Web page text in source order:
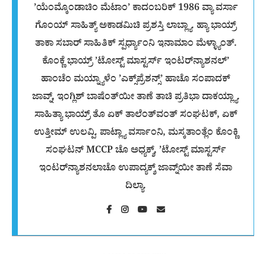
’ಯೆಂಮ್ಕೊಂಡಾಚಿಂ ಮೆಟಾಂ’ ಕಾದಂಬರಿಕ್ 1986 ವ್ಯಾ ವರ್ಸಾ
ಗೊಂಯ್ ಸಾಹಿತ್ಯ್ ಅಕಾಡಮಿಚಿ ಪ್ರಶಸ್ತಿ ಲಾಬ್ಲ್ಯಾ. ಹ್ಯಾ ಭಾಯ್ರ್
ತಾಕಾ ಸಬಾರ್ ಸಾಹಿತಿಕ್ ಸ್ಪರ್ಧ್ಯಾಂನಿ ಇನಾಮಾಂ ಮೆಳ್ಳ್ಯಾಂತ್.
ಕೊಂಕ್ಣೆ ಭಾಯ್ರ್ ’ಟೋಸ್ಟ್ ಮಾಸ್ಟರ್ಸ್ ಇಂಟರ್‌ನ್ಯಾಶನಲ್’
ಹಾಂಚೆಂ ಮಯ್ನ್ಯಾಳೆಂ ’ಎಕ್ಸ್‌ಪ್ರೆಶನ್ಸ್’ ಹಾಚೊ ಸಂಪಾದಕ್
ಜಾವ್ನ್‌, ಇಂಗ್ಲಿಶ್ ಬಾಷೆಂತ್‌ಯೀ ತಾಣೆ ತಾಚಿ ಪ್ರತಿಭಾ ದಾಕಯ್ಲ್ಯಾ.
ಸಾಹಿತ್ಯಾ ಭಾಯ್ರ್ ತೊ ಏಕ್ ತಾಲೆಂತ್‌ವಂತ್ ಸಂಘಟಕ್, ಏಕ್
ಉತ್ತೀಮ್ ಉಲವ್ಪಿ. ಪಾಟ್ಲ್ಯಾ ವರ್ಸಾಂನಿ, ಮಸ್ಕತಾಂತ್ಲೆಂ ಕೊಂಕ್ಣಿ
ಸಂಘಟನ್ MCCP ಚೊ ಅಧ್ಯಕ್ಶ್, ’ಟೋಸ್ಟ್ ಮಾಸ್ಟರ್ಸ್
ಇಂಟರ್‌ನ್ಯಾಶನಲಾಚೊ ಉಪಾದ್ಯಕ್ಶ್ ಜಾವ್ನ್‌ಯೀ ತಾಣೆ ಸೆವಾ
ದಿಲ್ಯಾ.